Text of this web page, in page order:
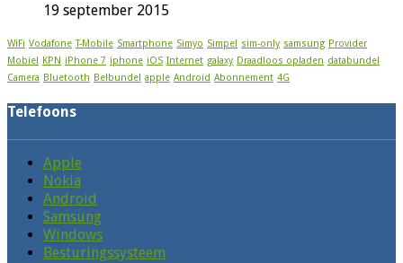
19 september 2015
WiFi Vodafone T-Mobile Smartphone Simyo Simpel sim-only samsung Provider
Mobiel KPN iPhone 7 iphone iOS Internet galaxy Draadloos opladen databundel
Camera Bluetooth Belbundel apple Android Abonnement 4G
Telefoons
Apple
Nokia
Android
Samsung
Windows
Besturingssysteem